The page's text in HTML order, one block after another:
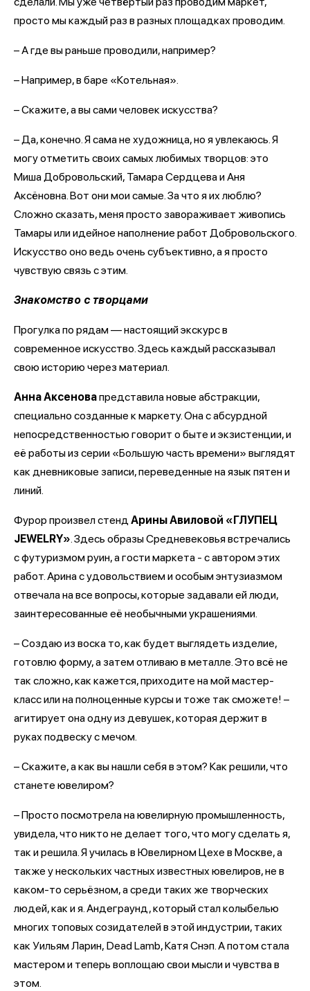
просто мы каждый раз в разных площадках проводим.
– А где вы раньше проводили, например?
– Например, в баре «Котельная».
– Скажите, а вы сами человек искусства?
– Да, конечно. Я сама не художница, но я увлекаюсь. Я
могу отметить своих самых любимых творцов: это
Миша Добровольский, Тамара Сердцева и Аня
Аксёновна. Вот они мои самые. За что я их люблю?
Сложно сказать, меня просто завораживает живопись
Тамары или идейное наполнение работ Добровольского.
Искусство оно ведь очень субъективно, а я просто
чувствую связь с этим.
Знакомство с творцами
Прогулка по рядам — настоящий экскурс в
современное искусство. Здесь каждый рассказывал
свою историю через материал.
Анна Аксеновапредставила новые абстракции,
специально созданные к маркету. Она с абсурдной
непосредственностью говорит о быте и экзистенции, и
её работы из серии «Большую часть времени» выглядят
как дневниковые записи, переведенные на язык пятен и
линий.
Фурор произвел стенд Арины Авиловой «ГЛУПЕЦ
JEWELRY» . Здесь образы Средневековья встречались
с футуризмом руин, а гости маркета - с автором этих
работ. Арина с удовольствием и особым энтузиазмом
отвечала на все вопросы, которые задавали ей люди,
заинтересованные её необычными украшениями.
– Создаю из воска то, как будет выглядеть изделие,
готовлю форму, а затем отливаю в металле. Это всё не
так сложно, как кажется, приходите на мой мастер-
класс или на полноценные курсы и тоже так сможете! –
агитирует она одну из девушек, которая держит в
руках подвеску с мечом.
– Скажите, а как вы нашли себя в этом? Как решили, что
станете ювелиром?
– Просто посмотрела на ювелирную промышленность,
увидела, что никто не делает того, что могу сделать я,
так и решила. Я училась в Ювелирном Цехе в Москве, а
также у нескольких частных известных ювелиров, не в
каком-то серьёзном, а среди таких же творческих
людей, как и я. Андеграунд, который стал колыбелью
многих топовых созидателей в этой индустрии, таких
как Уильям Ларин, Dead Lamb, Катя Снэп. А потом стала
мастером и теперь воплощаю свои мысли и чувства в
этом.